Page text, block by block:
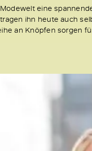
eine
ihn heute auch
an Knöpfen sorgen